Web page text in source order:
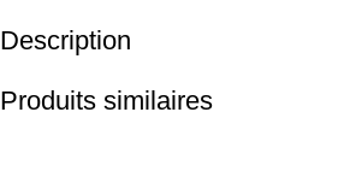
Description
Produits similaires